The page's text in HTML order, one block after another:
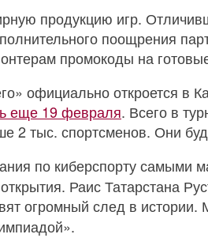
продукцию игр.
поощрения
промокоды на
официально откроется в
еще 19 февраля. Всего в
тыс. спортсменов. Они
по киберспорту самыми
Раис Татарстана
огромный след в истории.